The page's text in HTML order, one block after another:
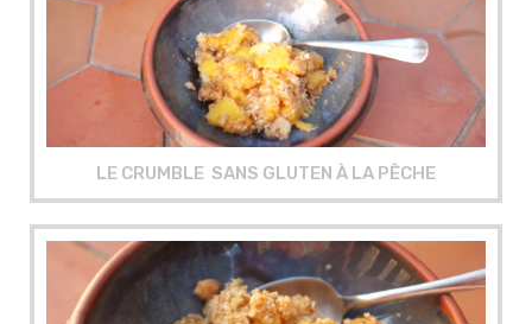
LE CRUMBLE SANS GLUTEN À LA PÊCHE